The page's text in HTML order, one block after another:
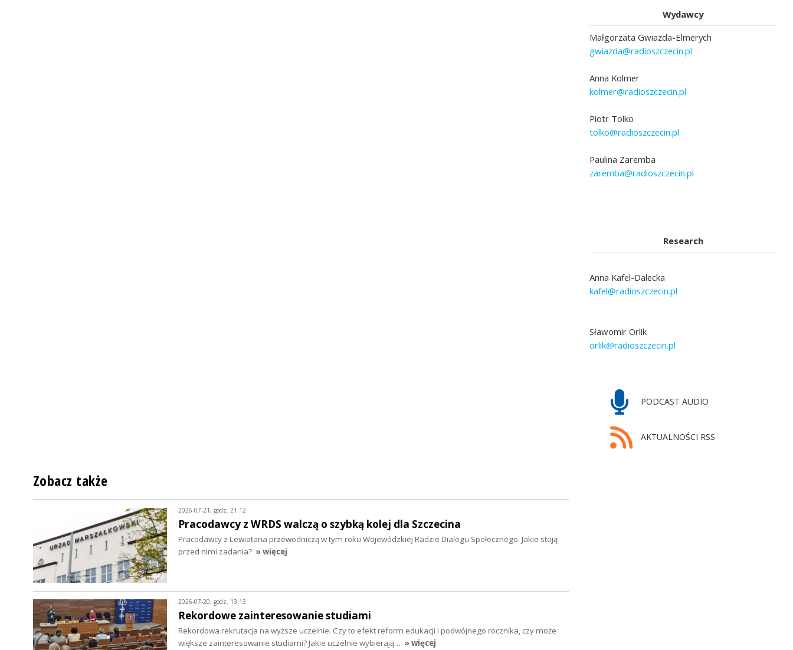
Wydawcy
Małgorzata Gwiazda-Elmerych
gwiazda@radioszczecin.pl
Anna Kolmer
kolmer@radioszczecin.pl
Piotr Tolko
tolko@radioszczecin.pl
Paulina Zaremba
zaremba@radioszczecin.pl
Research
Anna Kafel-Dalecka
kafel@radioszczecin.pl
Sławomir Orlik
orlik@radioszczecin.pl
PODCAST AUDIO
AKTUALNOŚCI RSS
Zobacz także
2026-07-21, godz. 21:12
Pracodawcy z WRDS walczą o szybką kolej dla Szczecina
Pracodawcy z Lewiatana przewodniczą w tym roku Wojewódzkiej Radzie Dialogu Społecznego. Jakie stoją
przed nimi zadania? » więcej
2026-07-20, godz. 13:13
Rekordowe zainteresowanie studiami
Rekordowa rekrutacja na wyższe uczelnie. Czy to efekt reform edukacji i podwójnego rocznika, czy może
większe zainteresowanie studiami? Jakie uczelnie wybierają… » więcej